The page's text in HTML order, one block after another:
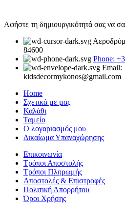
Αφήστε τη δημιουργικότητά σας να
84600
Phone:
Email:
kidsdecormykonos@gmail.com
Home
Σχετικά με μας
Καλάθι
Ταμείο
Ο λογαριασμός μου
Δικαίωμα Υπαναχώρησης
Επικοινωνία
Τρόποι Αποστολής
Τρόποι Πληρωμής
Αποστολές & Επιστροφές
Πολιτική Απορρήτου
Όροι Χρήσης